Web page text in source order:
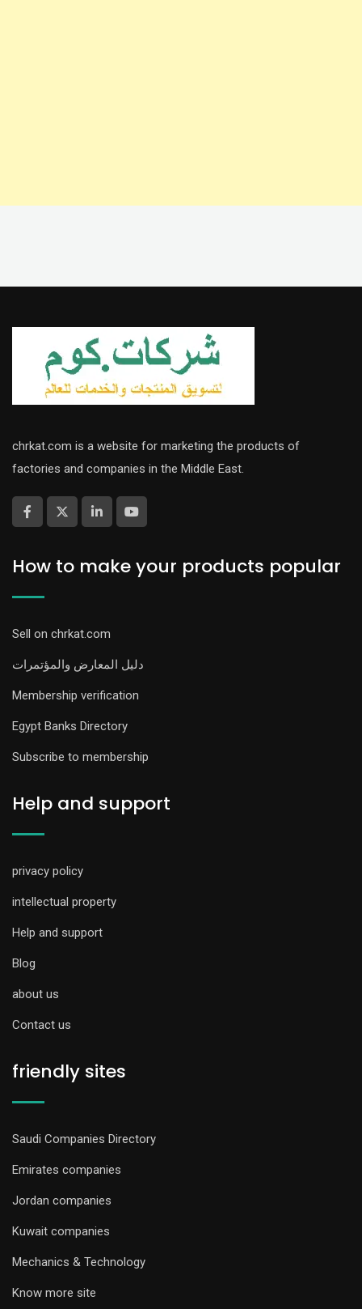
chrkat.com is a website for marketing the products of
factories and companies in the Middle East.
How to make your products popular
Sell on chrkat.com
دليل المعارض والمؤتمرات
Membership verification
Egypt Banks Directory
Subscribe to membership
Help and support
privacy policy
intellectual property
Help and support
Blog
about us
Contact us
friendly sites
Saudi Companies Directory
Emirates companies
Jordan companies
Kuwait companies
Mechanics & Technology
Know more site